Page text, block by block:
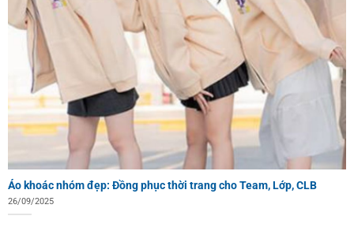
Áo khoác nhóm đẹp: Đồng phục thời trang cho Team, Lớp, CLB
26/09/2025